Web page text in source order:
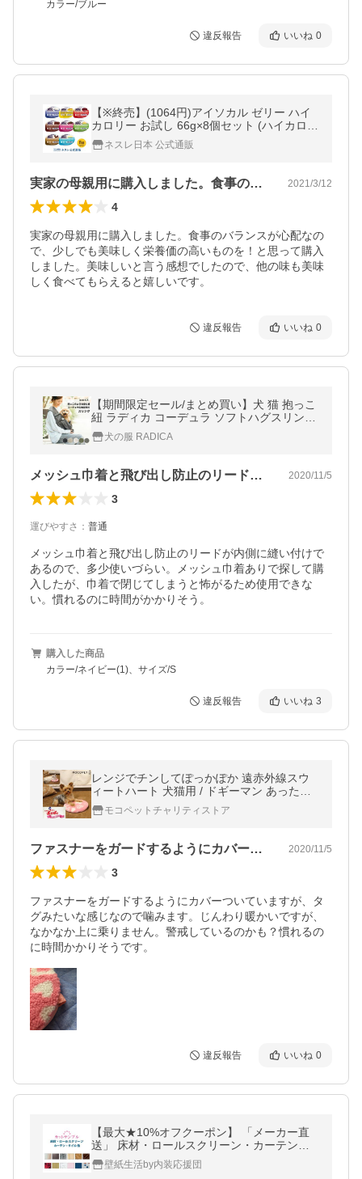
カラー/ブルー
違反報告 いいね 0
【※終売】(1064円)アイソカル ゼリー ハイ
カロリー お試し 66g×8個セット (ハイカロリ
ーゼリー 栄養補助食品 健康食品 高齢者 介護
食品 シニア 介護食)
ネスレ日本 公式通販
実家の母親用に購入しました。食事のバラ… 2021/3/12
4
実家の母親用に購入しました。食事のバランスが心配なの
で、少しでも美味しく栄養価の高いものを！と思って購入
しました。美味しいと言う感想でしたので、他の味も美味
しく食べてもらえると嬉しいです。
違反報告 いいね 0
【期間限定セール/まとめ買い】犬 猫 抱っこ
紐 ラディカ コーデュラ ソフトハグスリング
S/Mサイズ バッグ 防水
犬の服 RADICA
メッシュ巾着と飛び出し防止のリードが内… 2020/11/5
3
運びやすさ ： 普通
メッシュ巾着と飛び出し防止のリードが内側に縫い付けで
あるので、多少使いづらい。メッシュ巾着ありで探して購
入したが、巾着で閉じてしまうと怖がるため使用できな
い。慣れるのに時間がかかりそう。
購入した商品
カラー/ネイビー(1)、サイズ/S
違反報告 いいね 3
レンジでチンしてぽっかぽか 遠赤外線スウ
ィートハート 犬猫用 / ドギーマン あったか
防寒 冬物 カイロ 繰り返し使える 保温 レン
チン #w-160658
モコペットチャリティストア
ファスナーをガードするようにカバーつい… 2020/11/5
3
ファスナーをガードするようにカバーついていますが、タ
グみたいな感じなので噛みます。じんわり暖かいですが、
なかなか上に乗りません。警戒しているのかも？慣れるの
に時間かかりそうです。
違反報告 いいね 0
【最大★10%オフクーポン】 「メーカー直
送」 床材・ロールスクリーン・カーテン・
タイル他 サンプル 5枚まで選べる
壁紙生活by内装応援団